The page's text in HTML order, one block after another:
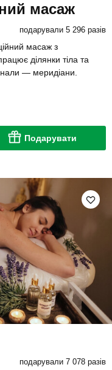
масаж
подарували 5 296 разів
масаж з
ділянки тіла та
— меридіани.
Подарувати
подарували 7 078 разів